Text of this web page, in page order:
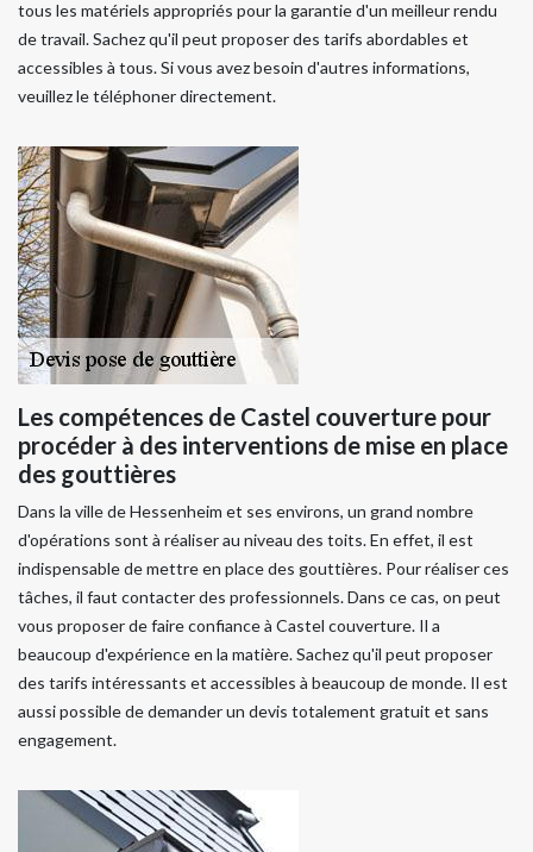
tous les matériels appropriés pour la garantie d'un meilleur rendu
de travail. Sachez qu'il peut proposer des tarifs abordables et
accessibles à tous. Si vous avez besoin d'autres informations,
veuillez le téléphoner directement.
Les compétences de Castel couverture pour
procéder à des interventions de mise en place
des gouttières
Dans la ville de Hessenheim et ses environs, un grand nombre
d'opérations sont à réaliser au niveau des toits. En effet, il est
indispensable de mettre en place des gouttières. Pour réaliser ces
tâches, il faut contacter des professionnels. Dans ce cas, on peut
vous proposer de faire confiance à Castel couverture. Il a
beaucoup d'expérience en la matière. Sachez qu'il peut proposer
des tarifs intéressants et accessibles à beaucoup de monde. Il est
aussi possible de demander un devis totalement gratuit et sans
engagement.